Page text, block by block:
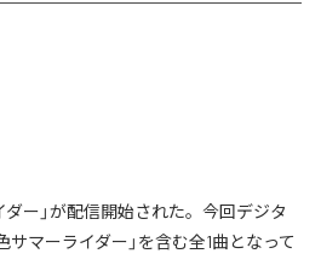
ダー」が配信開始された。今回デジタ
サマーライダー」を含む全1曲となって